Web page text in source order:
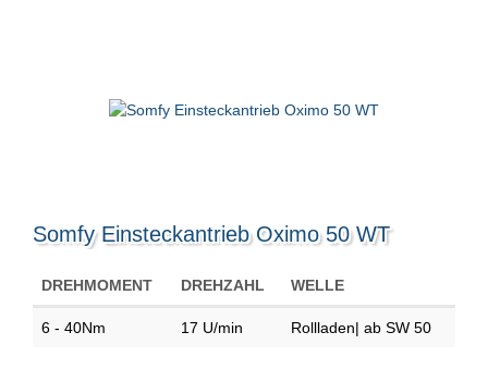
Somfy Einsteckantrieb Oximo 50 WT
DREHMOMENT DREHZAHL WELLE
6 - 40Nm 17 U/min Rollladen| ab SW 50